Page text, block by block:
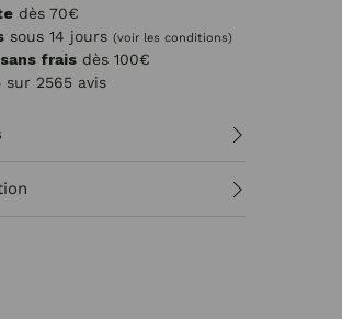
dès 70€
sous 14 jours (voir les conditions)
frais dès 100€
sur 2565 avis